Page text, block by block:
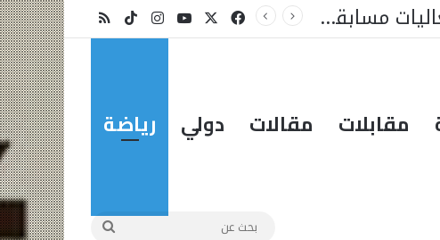
قانون الأسرة، والقضاة الشرعيون، والمساواة أمام القانون: دار الاستقامة تخاطب وزير العدل فيسبوكيوتيوبانستقرام
‫TikTokملخص الموقع RSS
مقابلات مقالات دولي رياضة
بحث